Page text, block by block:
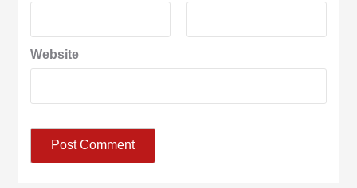
Website